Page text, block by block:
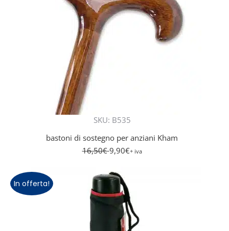
SKU: B535
bastoni di sostegno per anziani Kham
16,50€ 9,90€+ iva
In offerta!